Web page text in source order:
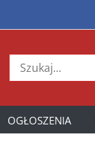
OGŁOSZENIA